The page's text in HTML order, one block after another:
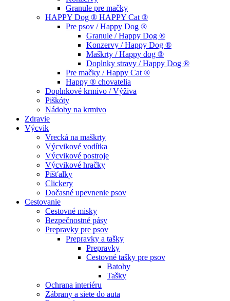
Granule pre mačky
HAPPY Dog ® HAPPY Cat ®
Pre psov / Happy Dog ®
Granule / Happy Dog ®
Konzervy / Happy Dog ®
Maškrty / Happy dog ®
Doplnky stravy / Happy Dog ®
Pre mačky / Happy Cat ®
Happy ® chovatelia
Doplnkové krmivo / Výživa
Piškóty
Nádoby na krmivo
Zdravie
Výcvik
Vrecká na maškrty
Výcvikové vodítka
Výcvikové postroje
Výcvikové hračky
Píšťalky
Clickery
Dočasné upevnenie psov
Cestovanie
Cestovné misky
Bezpečnostné pásy
Prepravky pre psov
Prepravky a tašky
Prepravky
Cestovné tašky pre psov
Batohy
Tašky
Ochrana interiéru
Zábrany a siete do auta